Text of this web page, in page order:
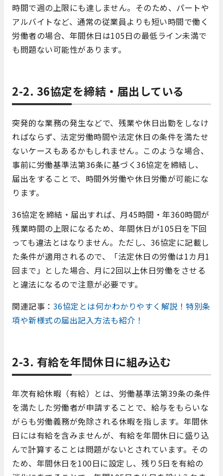
時間で週の上限にも達しません。そのため、パートや
アルバイトなど、通常の従業員よりも短い時間で働く
労働者の場合、年間休日は105日の最低ライン未満で
も問題ない可能性があります。
2-2. 36協定を締結・届出している
突発的な業務の発生などで、残業や休日出勤をしなけ
ればならず、法定労働時間や法定休日の条件を満たせ
ないケースもあるかもしれません。このような場合、
事前に労働基準法第36条に基づく36協定を締結し、
届出をすることで、時間外労働や休日労働が可能にな
ります。
36協定を締結・届出すれば、月45時間・年360時間が
残業時間の上限になるため、年間休日が105日を下回
っても違法とはなりません。ただし、36協定に記載し
た条件が適用されるので、「法定休日の労働は1カ月1
回まで」とした場合、月に2回以上休日労働をさせる
と違法になるので注意が必要です。
関連記事： 36協定とは何かわかりやすく解説！特別条
項や新様式の届出記入方法も紹介！
2-3. 有給を年間休日に組み込む
年次有給休暇（有給）とは、労働基準法第39条の条件
を満たした労働者が申請することで、給与をもらいな
がらも労働義務が免除される休暇を指します。年間休
日には有給を含みませんが、有給を年間休日に盛り込
んで計算することは問題がないとされています。その
ため、年間休日を100日に設定し、残り5日を有給の